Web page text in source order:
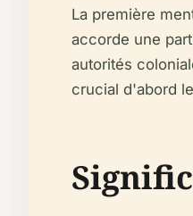
La première
accorde une
autorités
crucial d'abord